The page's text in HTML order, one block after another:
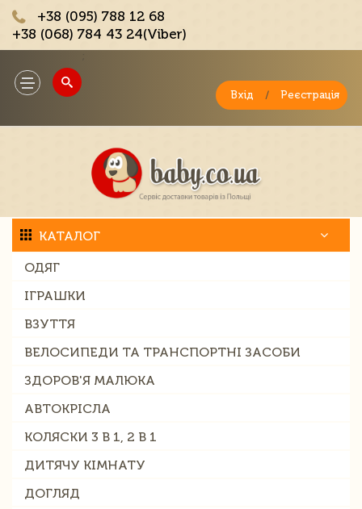
+38 (095) 788 12 68
+38 (068) 784 43 24(Viber)
Toggle
navigation
Вхід / Реєстрація
КАТАЛОГ
ОДЯГ
ІГРАШКИ
ВЗУТТЯ
ВЕЛОСИПЕДИ ТА ТРАНСПОРТНІ ЗАСОБИ
ЗДОРОВ'Я МАЛЮКА
АВТОКРІСЛА
КОЛЯСКИ 3 В 1, 2 В 1
ДИТЯЧУ КІМНАТУ
ДОГЛЯД